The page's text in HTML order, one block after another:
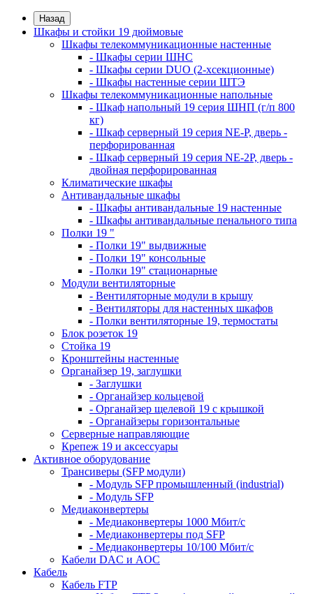
Назад
Шкафы и стойки 19 дюймовые
Шкафы телекоммуникационные настенные
- Шкафы серии ШНС
- Шкафы серии DUO (2-хсекционные)
- Шкафы настенные серии ШТЭ
Шкафы телекоммуникационные напольные
- Шкаф напольный 19 серия ШНП (г/п 800
кг)
- Шкаф серверный 19 серия NE-P, дверь -
перфорированная
- Шкаф серверный 19 серия NE-2P, дверь -
двойная перфорированная
Климатические шкафы
Антивандальные шкафы
- Шкафы антивандальные 19 настенные
- Шкафы антивандальные пенального типа
Полки 19 "
- Полки 19" выдвижные
- Полки 19" консольные
- Полки 19" стационарные
Модули вентиляторные
- Вентиляторные модули в крышу
- Вентиляторы для настенных шкафов
- Полки вентиляторные 19, термостаты
Блок розеток 19
Стойка 19
Кронштейны настенные
Органайзер 19, заглушки
- Заглушки
- Органайзер кольцевой
- Органайзер щелевой 19 с крышкой
- Органайзеры горизонтальные
Серверные направляющие
Крепеж 19 и аксессуары
Активное оборудование
Трансиверы (SFP модули)
- Модуль SFP промышленный (industrial)
- Модуль SFP
Медиаконвертеры
- Медиаконвертеры 1000 Мбит/с
- Медиаконвертеры под SFP
- Медиаконвертеры 10/100 Мбит/с
Кабели DAC и AOC
Кабель
Кабель FTP